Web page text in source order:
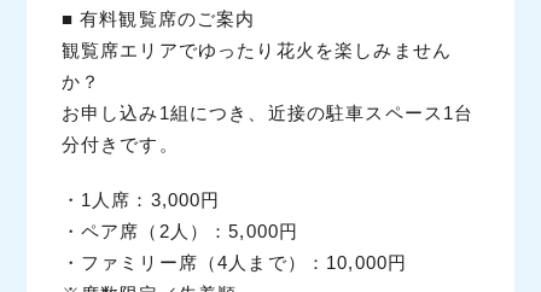
■ 有料観覧席のご案内
観覧席エリアでゆったり花火を楽しみません
か？
お申し込み1組につき、近接の駐車スペース1台
分付きです。
・1人席：3,000円
・ペア席（2人）：5,000円
・ファミリー席（4人まで）：10,000円